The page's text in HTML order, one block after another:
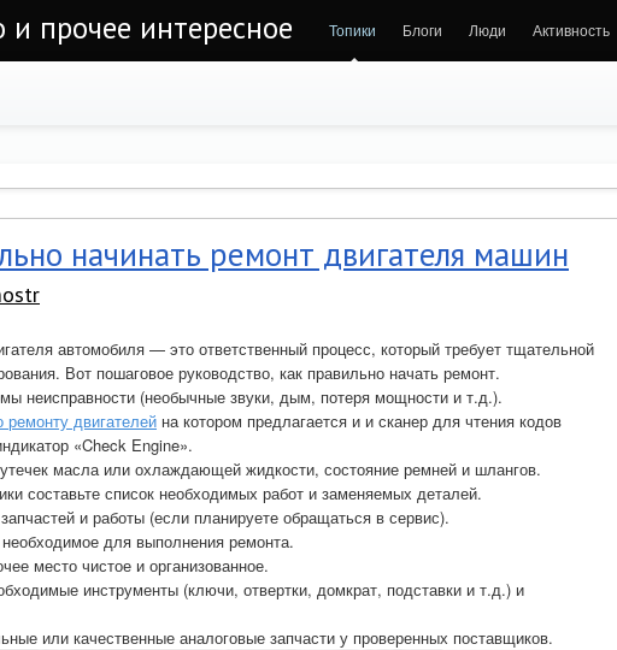
прочее интересное Топики Блоги Люди Активность
начинать ремонт двигателя машин
автомобиля — это ответственный процесс, который требует тщательной
Вот пошаговое руководство, как правильно начать ремонт.
неисправности (необычные звуки, дым, потеря мощности и т.д.).
ремонту двигателей на котором предлагается и и сканер для чтения кодов
«Check Engine».
масла или охлаждающей жидкости, состояние ремней и шлангов.
составьте список необходимых работ и заменяемых деталей.
и работы (если планируете обращаться в сервис).
для выполнения ремонта.
место чистое и организованное.
инструменты (ключи, отвертки, домкрат, подставки и т.д.) и
или качественные аналоговые запчасти у проверенных поставщиков.